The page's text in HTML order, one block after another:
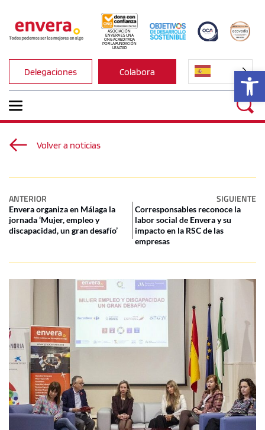
ASOCIACIÓN
ENVERA ES UNA
ONG ACREDITADA
POR LA FUNDACIÓN
LEALTAD
Delegaciones Colabora
Volver a noticias
ANTERIOR SIGUIENTE
Envera organiza en Málaga la
jornada ‘Mujer, empleo y
discapacidad, un gran desafío’
Corresponsables reconoce la
labor social de Envera y su
impacto en la RSC de las
empresas